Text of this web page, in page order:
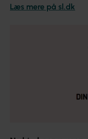
Læs mere på sl.dk